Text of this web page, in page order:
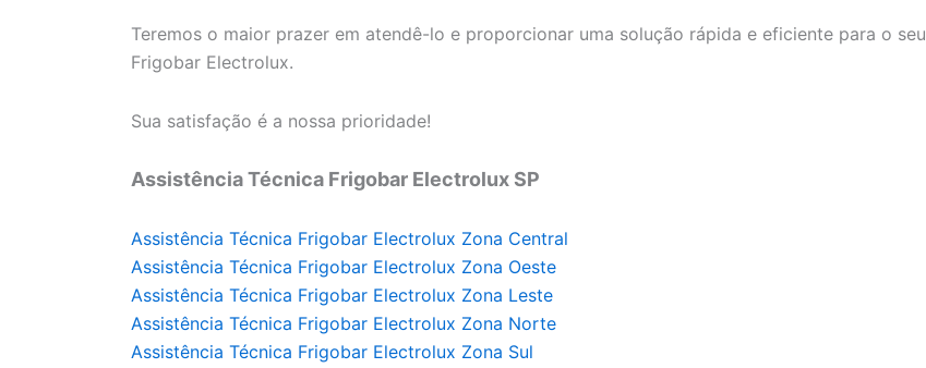
Teremos o maior prazer em atendê-lo e proporcionar uma solução rápida e eficiente para o seu
Frigobar Electrolux.
Sua satisfação é a nossa prioridade!
Assistência Técnica Frigobar Electrolux SP
Assistência Técnica Frigobar Electrolux Zona Central
Assistência Técnica Frigobar Electrolux Zona Oeste
Assistência Técnica Frigobar Electrolux Zona Leste
Assistência Técnica Frigobar Electrolux Zona Norte
Assistência Técnica Frigobar Electrolux Zona Sul